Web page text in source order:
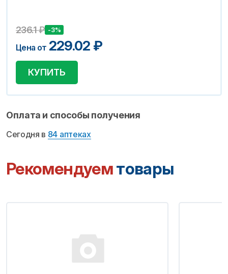
236.1₽ -3%
Цена от 229.02 ₽
КУПИТЬ
Оплата и способы получения
Сегодня в 84 аптеках
Рекомендуемтовары